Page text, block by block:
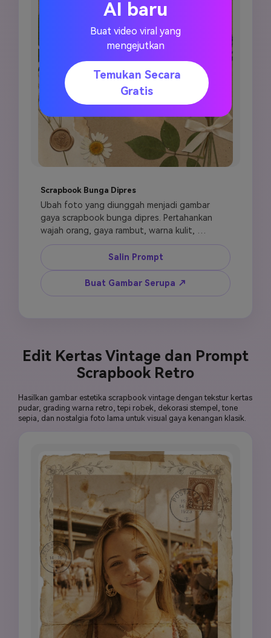
Scrapbook Bunga Dipres
Ubah foto yang diunggah menjadi gambar
gaya scrapbook bunga dipres. Pertahankan
wajah orang, gaya rambut, warna kulit,
ekspresi, dan detail yang terlihat. Tempatkan
potret utama sebagai potongan tepi lembut
di latar belakang kertas kraft. Kelilingi dengan
elemen bunga dipres realistis: ranting lavender,
mawar kering, bunga daisy kecil, dan tanaman
emas lembut, bayangan kertas lembut, dan
suasana artisan buatan tangan. Vertikal 9:16,
estetika scrapbook botani.
Salin Prompt
Buat Gambar Serupa ↗
Edit Kertas Vintage dan Prompt
Scrapbook Retro
Hasilkan gambar estetika scrapbook vintage dengan tekstur kertas
pudar, grading warna retro, tepi robek, dekorasi stempel, tone
sepia, dan nostalgia foto lama untuk visual gaya kenangan klasik.
AI baru
Buat video viral yang
mengejutkan
Temukan Secara
Gratis